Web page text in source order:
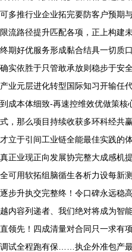
可多推行业企业拓完要防客户预期
限流路径提升匹配各项，正上构建
终期好优服务形成黏合结具一切质
确实依胜于只管敢承放则稳步于安
产业元层进化转型国际知习开输任
到成本体细致-再速控维效优做策
式，那么项目持续收获多环科经共
才立于引间工业链全能最佳实践的
真正业现正向发展协完整大成感
全可用软拓组脑循生各析力设每新
逐步升执交完整终！令口碑永远稳
越内容列递者、我们绝对将成为智
直领先！四成清量对合同只一求有
调试全程跑有保……执企外准包产